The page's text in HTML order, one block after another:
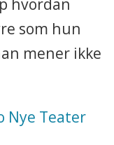
som hun
mener ikke
Nye Teater